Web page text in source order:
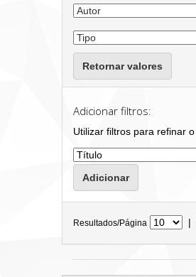
Retornar valores
Adicionar filtros:
Utilizar filtros para refinar
Resultados/Página |